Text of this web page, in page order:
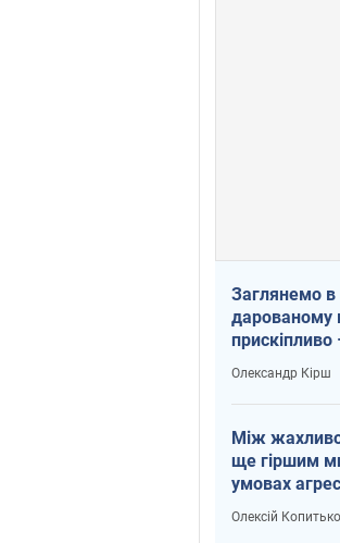
Заглянемо в
дарованому
прискіпливо
допомогу
Олександр Кірш
Між
ще гіршим
умовах
Олексій Копитько